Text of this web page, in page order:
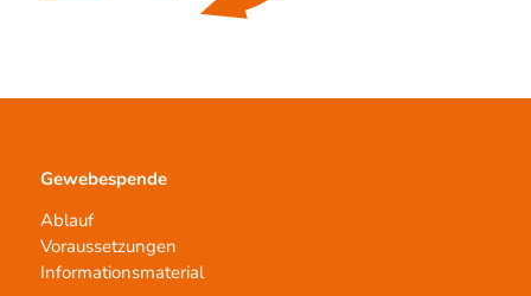
Gewebespende
Ablauf
Voraussetzungen
Informationsmaterial